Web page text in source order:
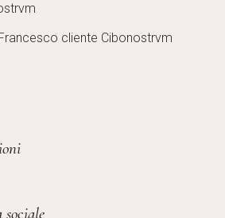
cliente Cibonostrvm